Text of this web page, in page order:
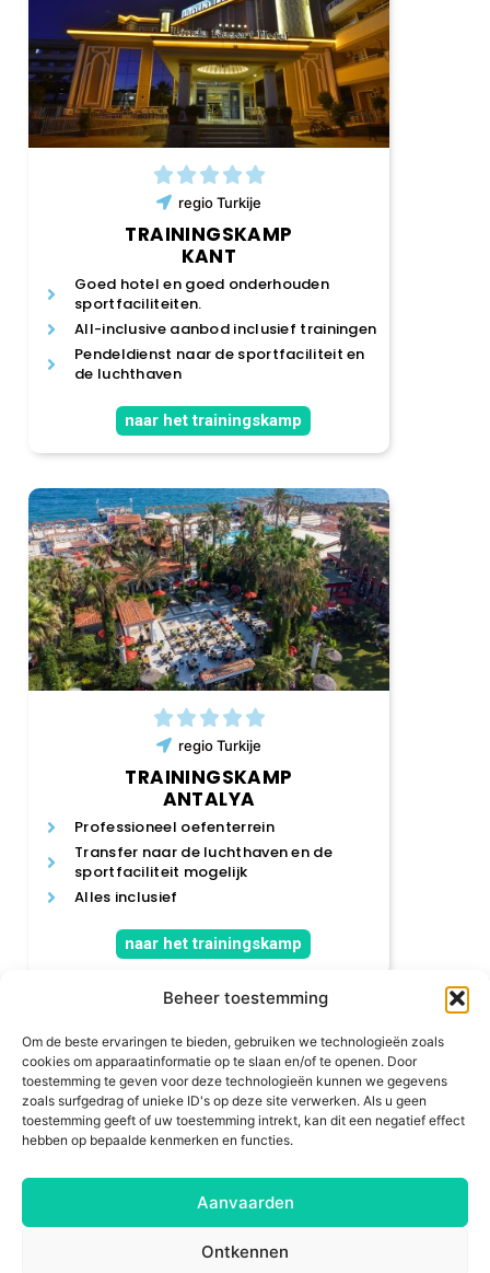
Beheer toestemming
Om de beste ervaringen te bieden, gebruiken we technologieën zoals
cookies om apparaatinformatie op te slaan en/of te openen. Door
toestemming te geven voor deze technologieën kunnen we gegevens
zoals surfgedrag of unieke ID's op deze site verwerken. Als u geen
toestemming geeft of uw toestemming intrekt, kan dit een negatief effect
hebben op bepaalde kenmerken en functies.
Aanvaarden
Ontkennen
regioTurkije
TRAININGSKAMP
KANT
Goed hotel en goed onderhouden
sportfaciliteiten.
All-inclusive aanbod inclusief trainingen
Pendeldienst naar de sportfaciliteit en
de luchthaven
naar het trainingskamp
regioTurkije
TRAININGSKAMP
ANTALYA
Professioneel oefenterrein
Transfer naar de luchthaven en de
sportfaciliteit mogelijk
Alles inclusief
naar het trainingskamp
Nu
vraag het!
Neem nu contact met ons op, dan plannen we samen
het perfecte trainingskamp voor jou. Vul